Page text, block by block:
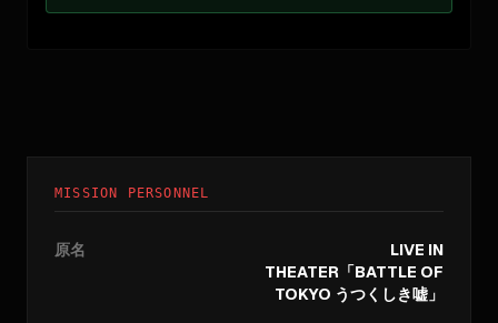
MISSION PERSONNEL
原名
LIVE IN
THEATER「BATTLE OF
TOKYO うつくしき嘘」